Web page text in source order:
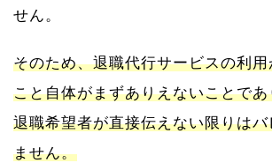
せん。
そのため、退職代行サービスの利
こと自体がまずありえないことであ
退職希望者が直接伝えない限りは
ません。